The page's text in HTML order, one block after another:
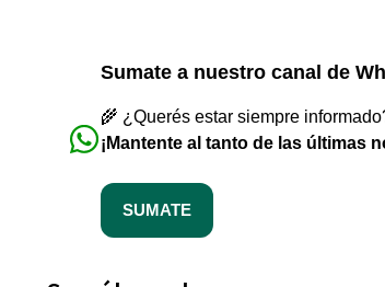
Sumate a nuestro canal de
🌾 ¿Querés estar siempre
¡Mantente al tanto de las últimas
SUMATE